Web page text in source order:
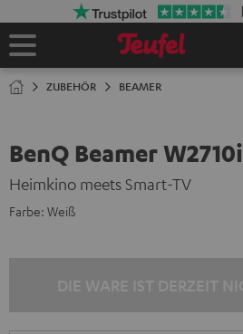
Startseite
ZUBEHÖR BEAMER
BenQ Beamer W2710i
Heimkino meets Smart-TV
Farbe: Weiß